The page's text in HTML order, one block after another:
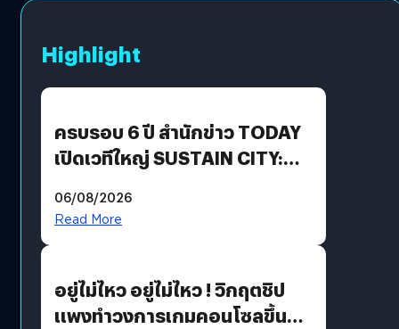
Highlight
ครบรอบ 6 ปี สำนักข่าว TODAY
เปิดเวทีใหญ่ SUSTAIN CITY:
แนวทางปรับตัวสู่เศรษฐกิจสี
06/08/2026
Read More
อยู่ไม่ไหว อยู่ไม่ไหว ! วิกฤตชิป
แพงทำวงการเกมคอนโซลขึ้น